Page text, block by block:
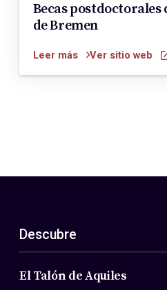
Becas postdoctorales
de Bremen
Leer más Ver sitio web
Descubre
El Talón de Aquiles